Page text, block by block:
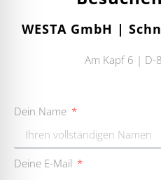
WESTA GmbH |
Am Kapf 6 | D-
Dein Name
Deine E-Mail